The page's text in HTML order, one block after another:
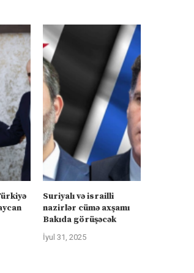
Suriyalı və israilli
nazirlər cümə axşamı
Bakıda görüşəcək
İyul 31, 2025